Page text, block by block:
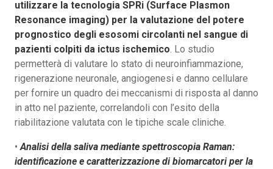
utilizzare la tecnologia SPRi (Surface Plasmon
Resonance imaging) per la valutazione del potere
prognostico degli esosomi circolanti nel sangue di
pazienti colpiti da ictus ischemico . Lo studio
permetterà di valutare lo stato di neuroinfiammazione,
rigenerazione neuronale, angiogenesi e danno cellulare
per fornire un quadro dei meccanismi di risposta al danno
in atto nel paziente, correlandoli con l’esito della
riabilitazione valutata con le tipiche scale cliniche.
• Analisi della saliva mediante spettroscopia Raman:
identificazione e caratterizzazione di biomarcatori per la